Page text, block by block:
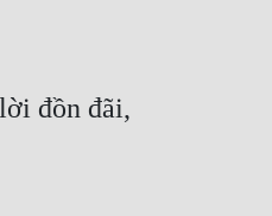
đồn đãi,